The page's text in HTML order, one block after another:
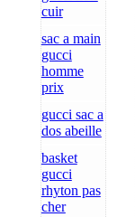
cuir
sac a main
gucci
homme
prix
gucci sac a
dos abeille
basket
gucci
rhyton pas
cher